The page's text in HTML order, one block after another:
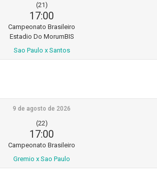
(21)
17:00
Campeonato Brasileiro
Estadio Do MorumBIS
Sao Paulo x Santos
9 de agosto de 2026
(22)
17:00
Campeonato Brasileiro
Gremio x Sao Paulo